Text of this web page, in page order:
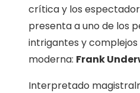
crítica y los
presenta a uno de los
intrigantes y complejos
moderna: Frank
Interpretado